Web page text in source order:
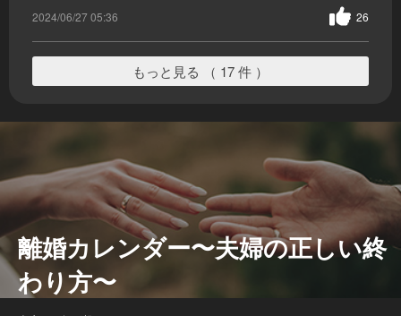
2024/06/27 05:36 26
もっと見る （ 17 件 ）
離婚カレンダー〜夫婦の正しい終
わり方〜